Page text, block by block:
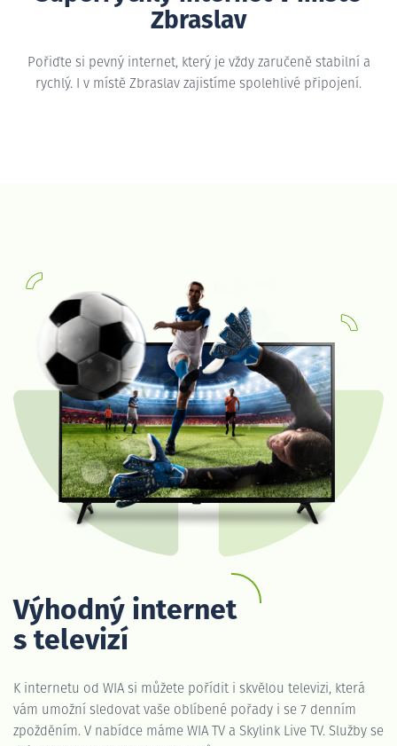
Zbraslav
Pořiďte si pevný internet, který je vždy zaručeně stabilní a
rychlý. I v místě Zbraslav zajistíme spolehlivé připojení.
Výhodný internet
s televizí
K internetu od WIA si můžete pořídit i skvělou televizi, která
vám umožní sledovat vaše oblíbené pořady i se 7 denním
zpožděním. V nabídce máme WIA TV a Skylink Live TV. Služby se